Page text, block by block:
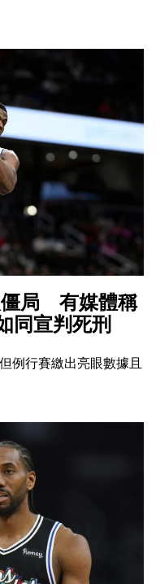
僵局 有媒體稱
同宣判死刑
例行賽繳出亮眼數據且